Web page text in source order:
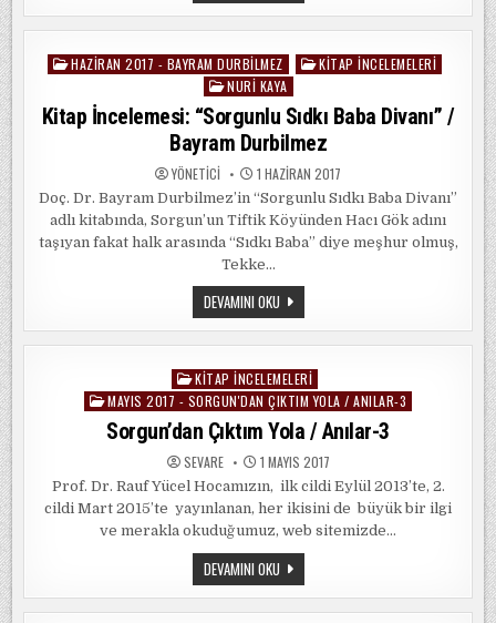
Posted
HAZIRAN 2017 - BAYRAM DURBILMEZ
KITAP İNCELEMELERI
NURI KAYA
Kitap İncelemesi: “Sorgunlu Sıdkı Baba Divanı” /
Bayram Durbilmez
YÖNETICI 1 HAZIRAN 2017
Doç. Dr. Bayram Durbilmez’in “Sorgunlu Sıdkı Baba Divanı”
adlı kitabında, Sorgun’un Tiftik Köyünden Hacı Gök adını
taşıyan fakat halk arasında “Sıdkı Baba” diye meşhur olmuş,
Tekke…
DEVAMINI OKUKITAP
İNCELEMESI:
“SORGUNLU
SIDKI
DIVANI”
/
BAYRAM
DURBILMEZ
Posted
in
KITAP İNCELEMELERI
MAYIS 2017 - SORGUN'DAN ÇIKTIM YOLA / ANILAR-3
Sorgun’dan Çıktım Yola / Anılar-3
SEVARE 1 MAYIS 2017
Prof. Dr. Rauf Yücel Hocamızın, ilk cildi Eylül 2013’te, 2.
cildi Mart 2015’te yayınlanan, her ikisini de büyük bir ilgi
ve merakla okuduğumuz, web sitemizde…
DEVAMINI OKUSORGUN’DAN
ÇIKTIM
YOLA
/